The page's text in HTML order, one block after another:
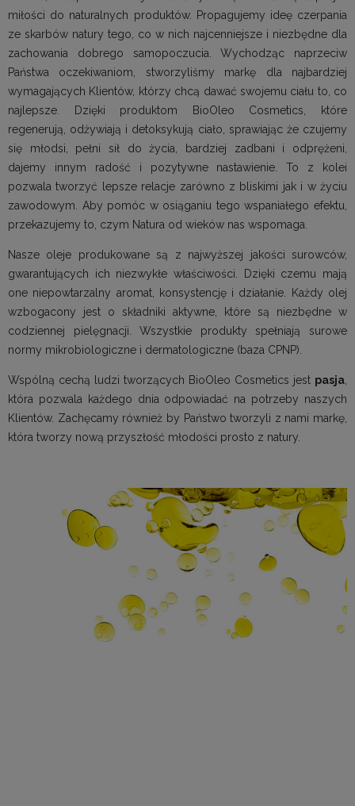
miłości do naturalnych produktów. Propagujemy ideę czerpania
ze skarbów natury tego, co w nich najcenniejsze i niezbędne dla
zachowania dobrego samopoczucia. Wychodząc naprzeciw
Państwa oczekiwaniom, stworzyliśmy markę dla najbardziej
wymagających Klientów, którzy chcą dawać swojemu ciału to, co
najlepsze. Dzięki produktom BioOleo Cosmetics, które
regenerują, odżywiają i detoksykują ciało, sprawiając że czujemy
się młodsi, pełni sił do życia, bardziej zadbani i odprężeni,
dajemy innym radość i pozytywne nastawienie. To z kolei
pozwala tworzyć lepsze relacje zarówno z bliskimi jak i w życiu
zawodowym. Aby pomóc w osiąganiu tego wspaniałego efektu,
przekazujemy to, czym Natura od wieków nas wspomaga.
Nasze oleje produkowane są z najwyższej jakości surowców,
gwarantujących ich niezwykłe właściwości. Dzięki czemu mają
one niepowtarzalny aromat, konsystencję i działanie. Każdy olej
wzbogacony jest o składniki aktywne, które są niezbędne w
codziennej pielęgnacji. Wszystkie produkty spełniają surowe
normy mikrobiologiczne i dermatologiczne (baza CPNP).
Wspólną cechą ludzi tworzących BioOleo Cosmetics jest pasja
która pozwala każdego dnia odpowiadać na potrzeby naszych
Klientów. Zachęcamy również by Państwo tworzyli z nami markę,
która tworzy nową przyszłość młodości prosto z natury.